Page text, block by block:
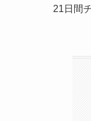
21日間